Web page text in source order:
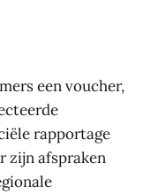
een voucher,
rapportage
zijn afspraken